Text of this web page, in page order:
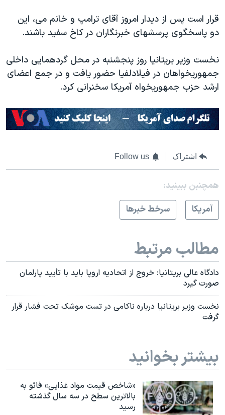
قرار است پس از دیدار امروز آقای ترامپ و خانم می، این
دو پاسخگوی پرسشهای خبرنگاران در کاخ سفید باشند.
نخست وزیر بریتانیا روز پنجشنبه در محل گردهمایی داخلی
جمهوریخواهان در فیلادلفیا حضور یافت و در جمع اعضای
ارشد حزب جمهوریخواه آمریکا سخنرانی کرد.
اشتراک Follow us
همچنبن ببینید:
آمريکا
سرخط خبرها
مطالب مرتبط
دادگاه عالی بریتانیا: خروج از اتحادیه اروپا باید با تأیید پارلمان
صورت گیرد
نخست وزیر بریتانیا درباره ناکامی در تست موشک تحت فشار قرار
گرفت
بیشتر بخوانید
«شاخص قیمت مواد غذایی» فائو به
بالاترین سطح در سه سال گذشته
رسید